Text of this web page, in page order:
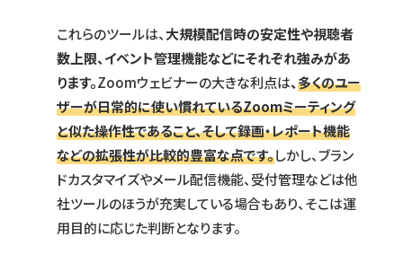
これらのツールは、大規模配信時の安定性や視聴者
数上限、イベント管理機能などにそれぞれ強みがあ
ります。Zoomウェビナーの大きな利点は、多くのユー
ザーが日常的に使い慣れているZoomミーティング
と似た操作性であること、そして録画・レポート機能
などの拡張性が比較的豊富な点です。しかし、ブラン
ドカスタマイズやメール配信機能、受付管理などは他
社ツールのほうが充実している場合もあり、そこは運
用目的に応じた判断となります。